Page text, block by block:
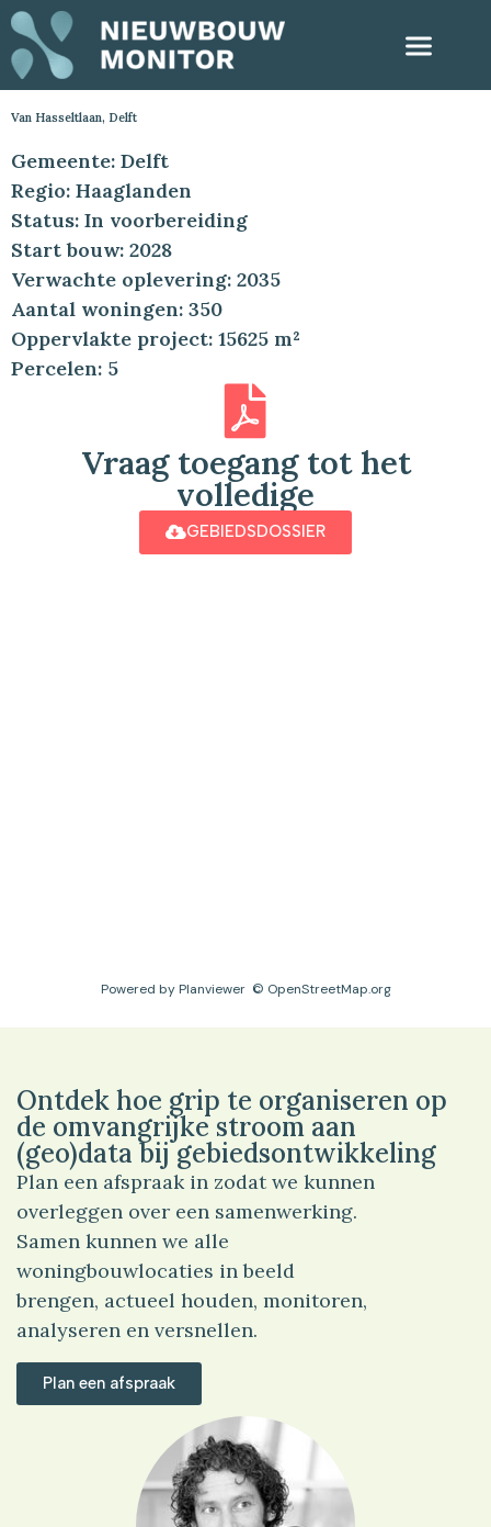
Van Hasseltlaan, Delft
Gemeente: Delft
Regio: Haaglanden
Status: In voorbereiding
Start bouw: 2028
Verwachte oplevering: 2035
Aantal woningen: 350
Oppervlakte project: 15625 m²
Percelen: 5
Vraag toegang tot het
volledige
GEBIEDSDOSSIER
Powered by Planviewer© OpenStreetMap.org
Ontdek hoe grip te organiseren op
de omvangrijke stroom aan
(geo)data bij gebiedsontwikkeling
Plan een afspraak in zodat we kunnen
overleggen over een samenwerking.
Samen kunnen we alle
woningbouwlocaties in beeld
brengen, actueel houden, monitoren,
analyseren en versnellen.
Plan een afspraak